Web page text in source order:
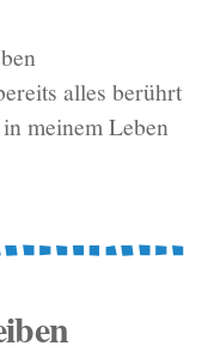
alles berührt
meinem Leben